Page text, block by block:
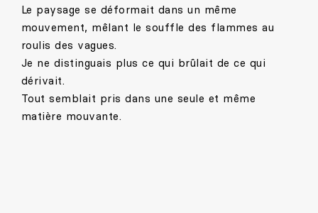
Le paysage se déformait dans un même
mouvement, mêlant le souffle des flammes au
roulis des vagues.
Je ne distinguais plus ce qui brûlait de ce qui
dérivait.
Tout semblait pris dans une seule et même
matière mouvante.